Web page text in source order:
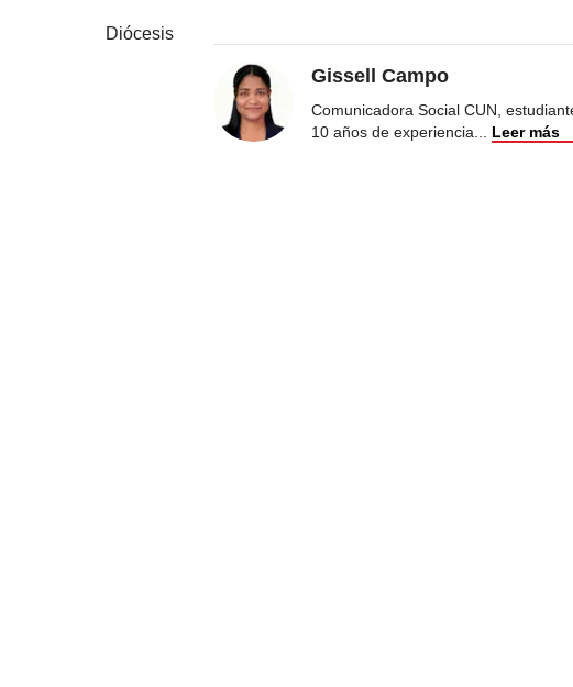
Diócesis
Gissell Campo
Comunicadora Social CUN,
10 años de experiencia
Leer más